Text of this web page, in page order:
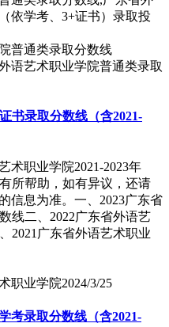
依学考、3+证书）录取投
语艺术职业学院普通类录取
书录取分数线（含2021-
术职业学院2021-2023年
所帮助，如有异议，还请
信息为准。一、2023广东省
线二、2022广东省外语艺
2021广东省外语艺术职业
职业学院2024/3/25
考录取分数线（含2021-